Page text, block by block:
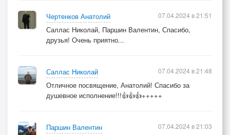
Чертенков Анатолий
Саллас Николай, Паршин Валентин, Спасибо,
друзья! Очень приятно...
07.04.2024 в 21:51
Саллас Николай
Отличное посвящение, Анатолий! Спасибо за
душевное исполнение!!!👍👍👍+++++
07.04.2024 в 21:48
Паршин Валентин
07.04.2024 в 21:03